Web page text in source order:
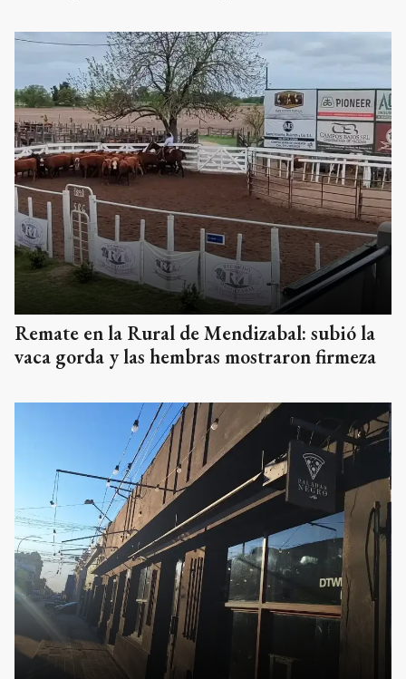
Remate en la Rural de Mendizabal: subió la
vaca gorda y las hembras mostraron firmeza